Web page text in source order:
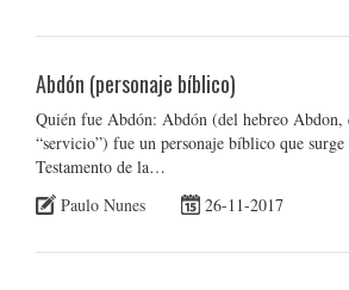
Abdón (personaje bíblico)
Quién fue Abdón: Abdón (del hebreo Abdon,
“servicio”) fue un personaje bíblico que
Testamento de la…
Paulo Nunes
26-11-2017